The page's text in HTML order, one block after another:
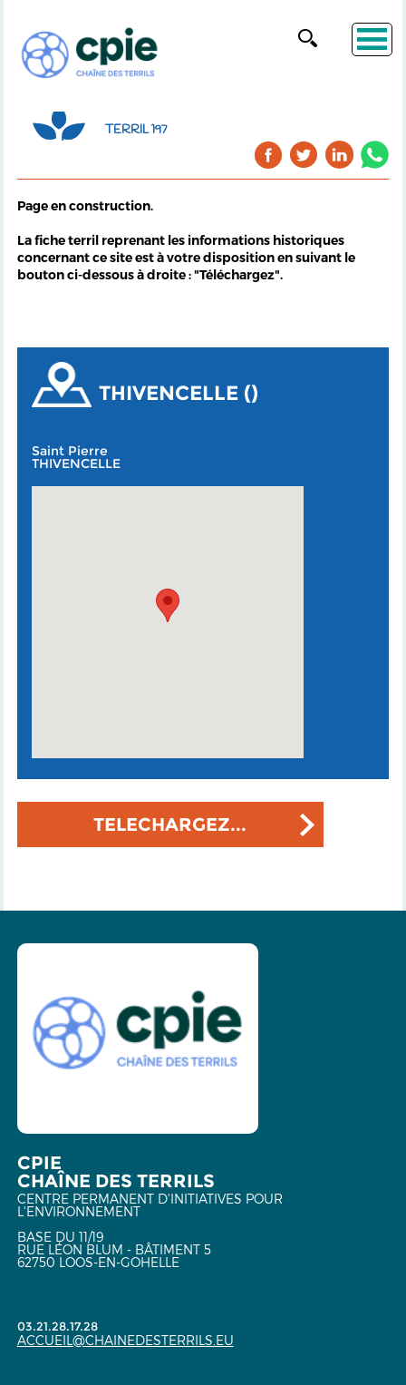
TERRIL 197
Page en construction.
La fiche terril reprenant les informations historiques
concernant ce site est à votre disposition en suivant le
bouton ci-dessous à droite : "Téléchargez".
THIVENCELLE ()
Saint Pierre
THIVENCELLE
TELECHARGEZ...
CPIE
CHAÎNE DES TERRILS
CENTRE PERMANENT D'INITIATIVES POUR
L'ENVIRONNEMENT
BASE DU 11/19
RUE LÉON BLUM - BÂTIMENT 5
62750 LOOS-EN-GOHELLE
03.21.28.17.28
ACCUEIL@CHAINEDESTERRILS.EU